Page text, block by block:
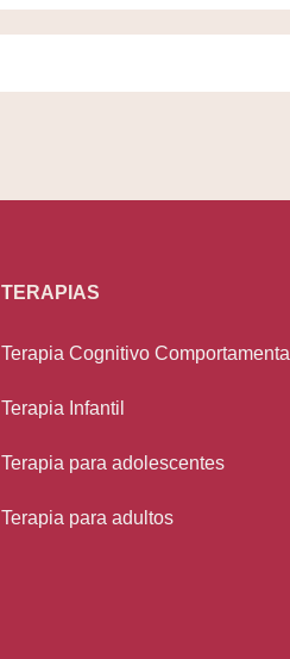
TERAPIAS
Terapia Cognitivo Comportamental
Terapia Infantil
Terapia para adolescentes
Terapia para adultos